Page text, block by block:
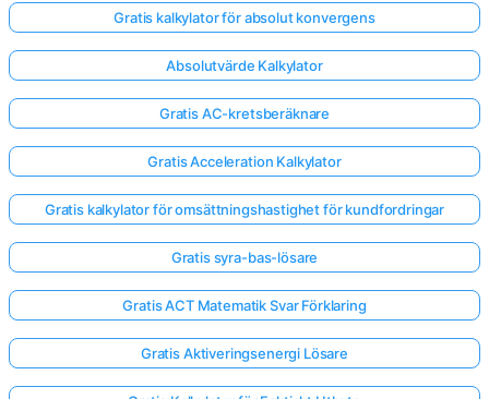
Gratis kalkylator för absolut konvergens
Absolutvärde Kalkylator
Gratis AC-kretsberäknare
Gratis Acceleration Kalkylator
Gratis kalkylator för omsättningshastighet för kundfordringar
Gratis syra-bas-lösare
Gratis ACT Matematik Svar Förklaring
Gratis Aktiveringsenergi Lösare